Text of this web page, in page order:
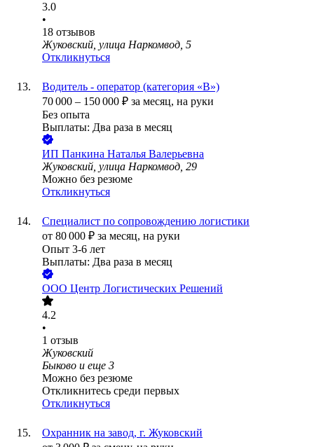
3.0
•
18 отзывов
Жуковский, улица Наркомвод, 5
Откликнуться
Водитель - оператор (категория «В»)
70 000 – 150 000 ₽ за месяц, на руки
Без опыта
Выплаты: Два раза в месяц
ИП Панкина Наталья Валерьевна
Жуковский, улица Наркомвод, 29
Можно без резюме
Откликнуться
Специалист по сопровождению логистики
от 80 000 ₽ за месяц, на руки
Опыт 3-6 лет
Выплаты: Два раза в месяц
ООО Центр Логистических Решений
4.2
•
1 отзыв
Жуковский
Быково и еще 3
Можно без резюме
Откликнитесь среди первых
Откликнуться
Охранник на завод, г. Жуковский